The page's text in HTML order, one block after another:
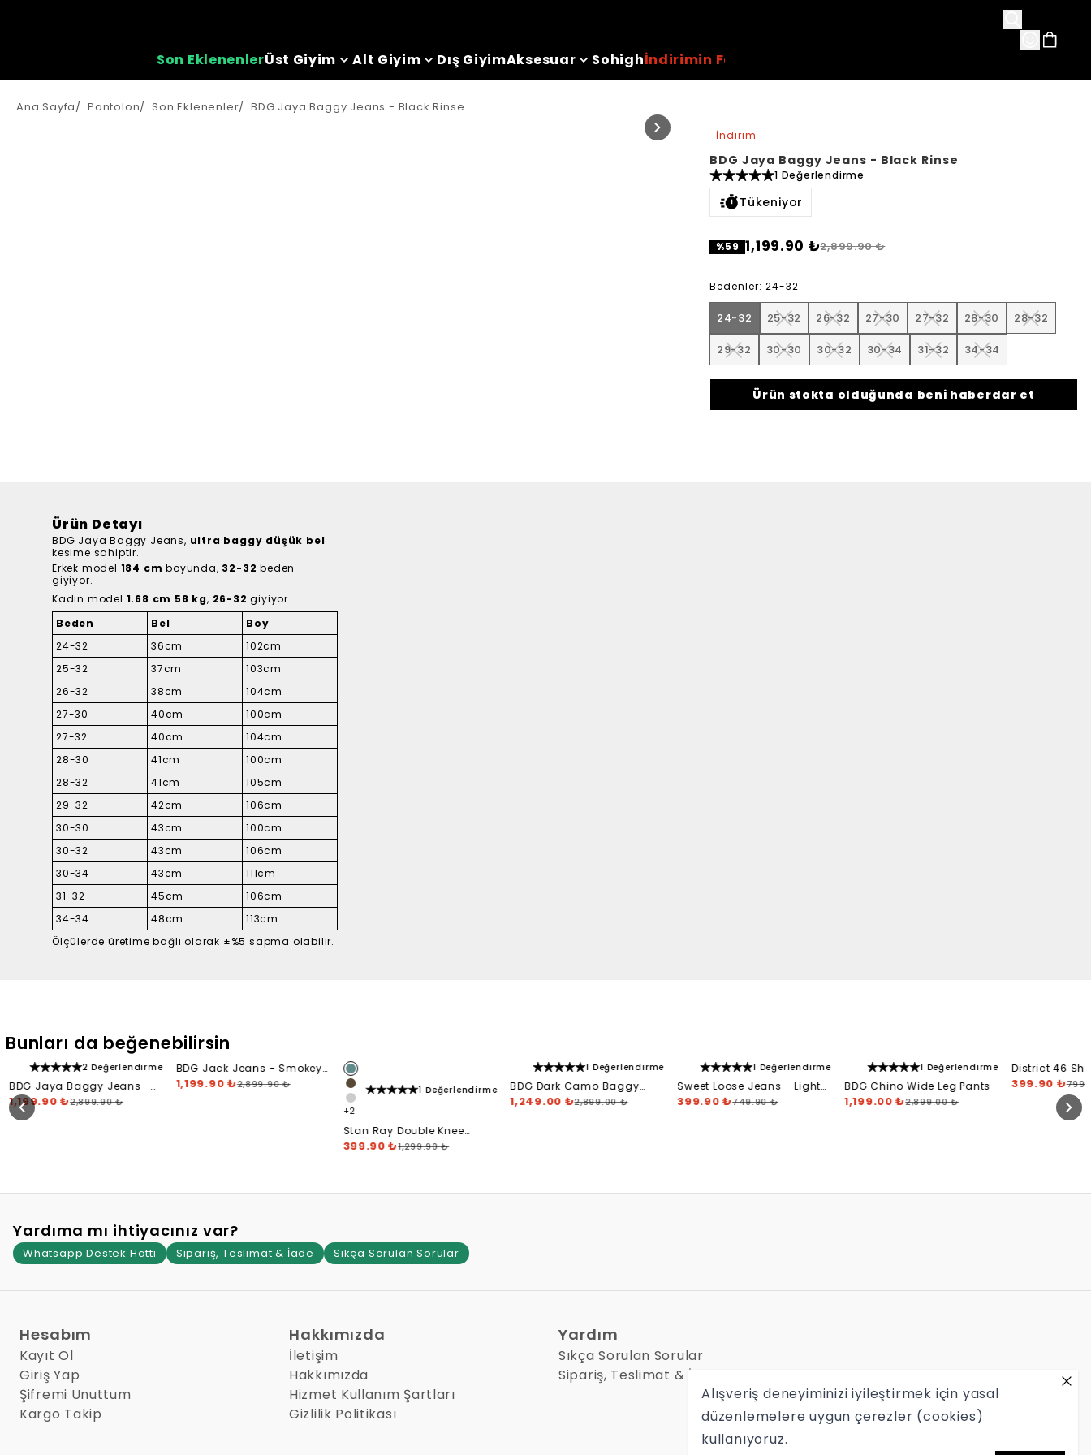
Alışveriş deneyiminizi iyileştirmek için yasal
düzenlemelere uygun çerezler (cookies)
kullanıyoruz.
Son EklenenlerÜst Giyim Alt Giyim Dış GiyimAksesuar Sohighİndirimin Favorileri
Ana Sayfa/ Pantolon/ Son Eklenenler/ BDG Jaya Baggy Jeans - Black Rinse
İndirim
BDG Jaya Baggy Jeans - Black Rinse
1 Değerlendirme
Tükeniyor
%59 1,199.90 ₺2,899.90 ₺
Bedenler: 24-32
24-32 25-32 26-32 27-30 27-32 28-30 28-32
29-32 30-30 30-32 30-34 31-32 34-34
Ürün stokta olduğunda beni haberdar et
Ürün Detayı
BDG Jaya Baggy Jeans, ultra baggy düşük bel
kesime sahiptir.
Erkek model 184 cm boyunda, 32-32 beden
giyiyor.
Kadın model 1.68 cm 58 kg, 26-32giyiyor.
Beden
Bel
Boy
24-32
36cm
102cm
25-32
37cm
103cm
26-32
38cm
104cm
27-30
40cm
100cm
27-32
40cm
104cm
28-30
41cm
100cm
28-32
41cm
105cm
29-32
42cm
106cm
30-30
43cm
100cm
30-32
43cm
106cm
30-34
43cm
111cm
31-32
45cm
106cm
34-34
48cm
113cm
Ölçülerde üretime bağlı olarak ±%5 sapma olabilir.
Bunları da beğenebilirsin
2 Değerlendirme
BDG Jaya Baggy Jeans -
Sahara Tinted
1,199.90 ₺2,899.90 ₺
BDG Jack Jeans - Smokey
Grey
1,199.90 ₺2,899.90 ₺
+2
1 Değerlendirme
Stan Ray Double Knee
Painter Pants
399.90 ₺1,299.90 ₺
1 Değerlendirme
BDG Dark Camo Baggy
Canvas Pants
1,249.00 ₺2,899.00 ₺
1 Değerlendirme
Sweet Loose Jeans - Light
Grey
399.90 ₺749.90 ₺
1 Değerlendirme
BDG Chino Wide Leg Pants
1,199.00 ₺2,899.00 ₺
District 46
Knee Pant -
399.90 ₺
Yardıma mı ihtiyacınız var?
Whatsapp Destek Hattı Sipariş, Teslimat & İade Sıkça Sorulan Sorular
Hesabım
Kayıt Ol
Giriş Yap
Şifremi Unuttum
Kargo Takip
Hakkımızda
İletişim
Hakkımızda
Hizmet Kullanım Şartları
Gizlilik Politikası
Yardım
Sıkça Sorulan Sorular
Sipariş, Teslimat & İade